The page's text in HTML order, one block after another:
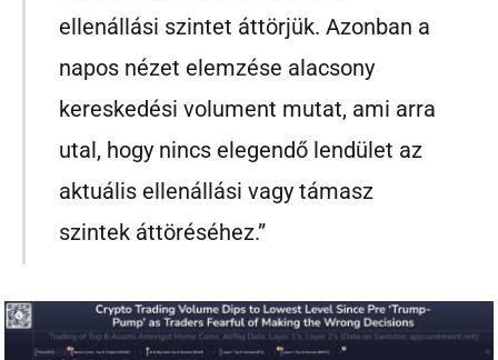
ellenállási szintet áttörjük. Azonban a
napos nézet elemzése alacsony
kereskedési volument mutat, ami arra
utal, hogy nincs elegendő lendület az
aktuális ellenállási vagy támasz
szintek áttöréséhez.”